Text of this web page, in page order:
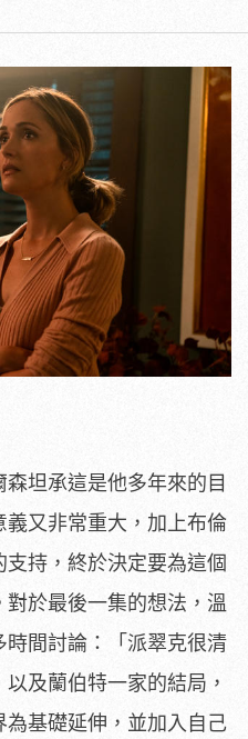
坦承這是他多年來的目
又非常重大， 加上布倫
持， 終於決定要為這個
於最後一集的想法， 溫
間討論：「 派翠克很清
及蘭伯特一家的結局，
基礎延伸，並加入自己